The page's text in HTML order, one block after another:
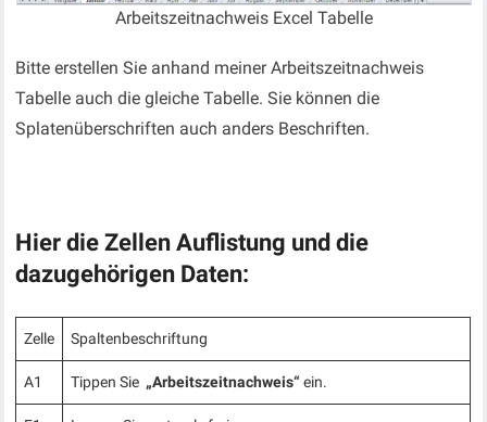
Arbeitszeitnachweis Excel Tabelle
Bitte erstellen Sie anhand meiner Arbeitszeitnachweis
Tabelle auch die gleiche Tabelle. Sie können die
Splatenüberschriften auch anders Beschriften.
Hier die Zellen Auflistung und die
dazugehörigen Daten:
Zelle Spaltenbeschriftung
A1 Tippen Sie „Arbeitszeitnachweis“ein.